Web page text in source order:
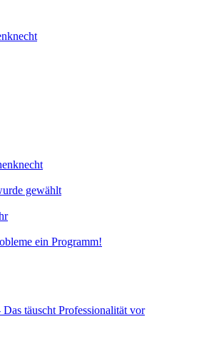
gewählt
ein Programm!
täuscht Professionalität vor